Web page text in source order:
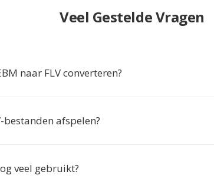
Veel Gestelde Vragen
naar FLV converteren?
bestanden afspelen?
veel gebruikt?